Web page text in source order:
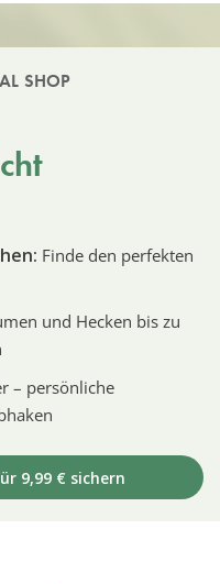
SHOP
Finde den perfekten
und Hecken bis zu
– persönliche
9,99 € sichern